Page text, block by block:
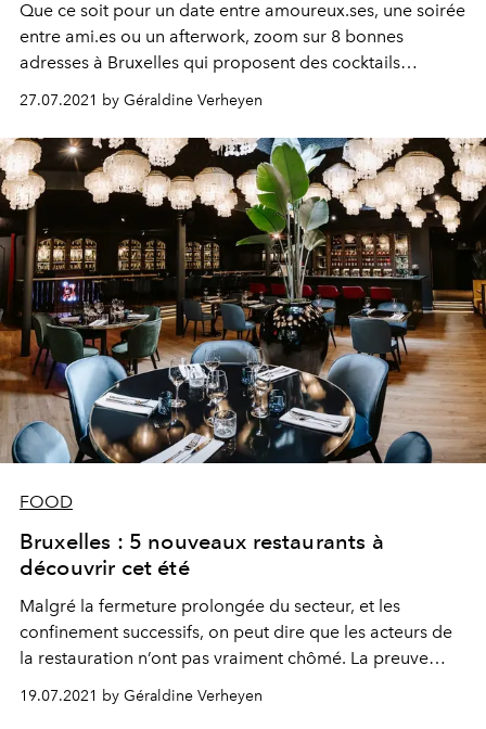
Que ce soit pour un date entre amoureux.ses, une soirée
entre ami.es ou un afterwork, zoom sur 8 bonnes
adresses à Bruxelles qui proposent des cocktails
27.07.2021 by Géraldine Verheyen
FOOD
Bruxelles : 5 nouveaux restaurants à
découvrir cet été
Malgré la fermeture prolongée du secteur, et les
confinement successifs, on peut dire que les acteurs de
la restauration n’ont pas vraiment chômé. La preuve
absolument cet été.
19.07.2021 by Géraldine Verheyen